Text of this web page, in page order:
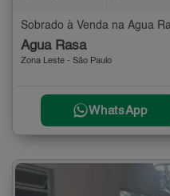
Sobrado à Venda na Água
Água Rasa
Zona Leste - São Paulo
WhatsApp